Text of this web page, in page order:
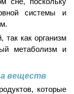
системы и
так как организм
метаболизм и
веществ
которые